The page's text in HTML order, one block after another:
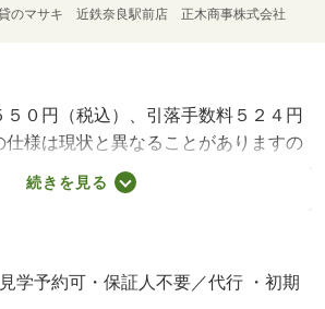
のマサキ 近鉄奈良駅前店 正木商事株式会社
５０円（税込）、引落手数料５２４円
様は現状と異なることがありますの
フまでご確認下さい。 【設備・特記
・専用トイレ・電気コンロ/賃貸戸
続きを見る
学予約可・保証人不要／代行 ・初期